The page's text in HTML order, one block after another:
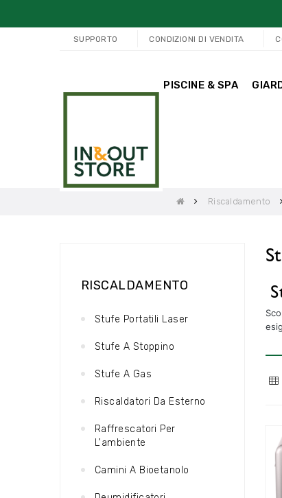
SUPPORTO CONDIZIONI DI VENDITA
PISCINE & SPA
Riscaldamento
RISCALDAMENTO
Stufe Portatili Laser
Stufe A Stoppino
Stufe A Gas
Riscaldatori Da Esterno
Raffrescatori Per
L'ambiente
Camini A Bioetanolo